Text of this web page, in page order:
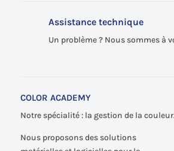
Assistance technique
Un problème ? Nous sommes à
COLOR ACADEMY
Notre spécialité : la gestion de la
Nous proposons des solutions